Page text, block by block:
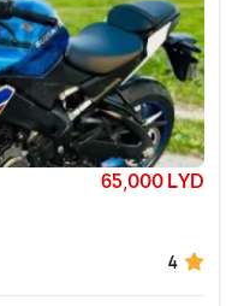
65,000 LYD
4